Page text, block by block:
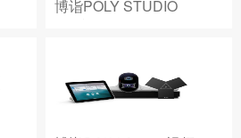
博诣POLY STUDIO